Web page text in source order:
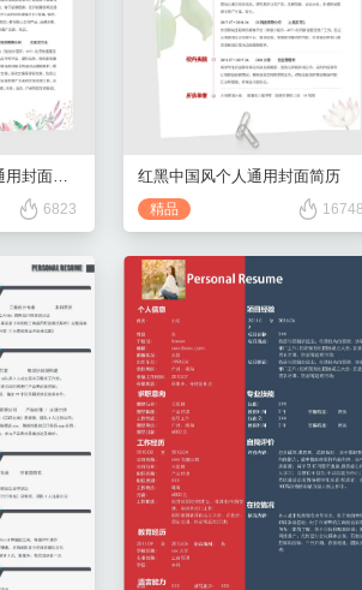
红色小清新花卉个人通用封面简历
6823
红黑中国风个人通用封面简历
精品 16748